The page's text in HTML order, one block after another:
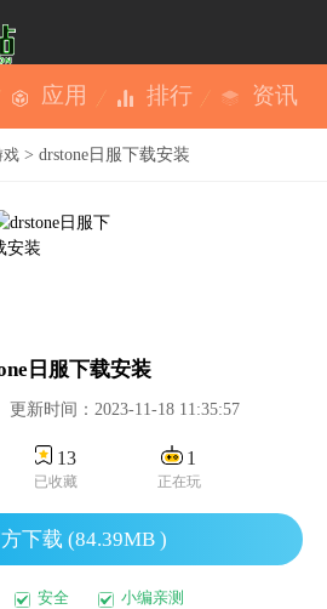
应用 排行 资讯
戏 > drstone日服下载安装
日服下载安装
新时间：2023-11-18 11:35:57
13
已收藏
1
正在玩
下载 (84.39MB )
安全 小编亲测